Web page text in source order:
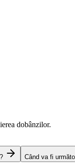
dobânzilor.
Când va fi